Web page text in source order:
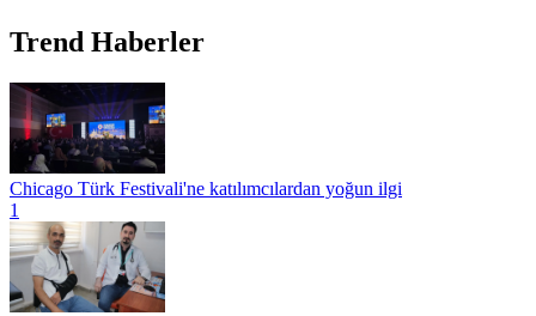
Trend Haberler
Chicago Türk Festivali'ne katılımcılardan yoğun ilgi
1